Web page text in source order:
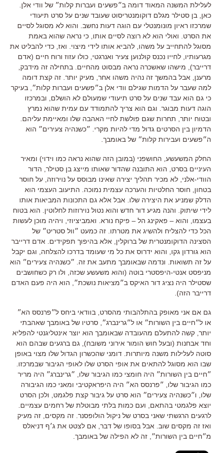
לעלילת המשנה המאוד דומה ב״פשעים ועברות קלות״ של וודי אלן.
כאן, בן סטילר מגלם דוקומנטריסוט שעובד שנים על סרט תיעודי
שמרכזו ראיון מונומנטלי עם הוגה דעות נחשב. והוא לא מסוגל לסיים
את הסרט. ואולי הוא לא רוצה לסיים אותו, כי נראה שהוא באמת
מסוגל להתחייב על משהו, להביא אותו לידי מיצוי. ואז, כדי להבליט את
מגרעותיו, לחייו נכנס קולנוען צעיר ואנרגטי, כולו עזוז ורוח חיים (אדם
דרייבר), מישהו שאשכרה נראה מבסוט מהחיים. בתחילה זה מידבק,
מרענן, אבל בהמשך זה נהיה משהו אחר, מעיק יותר. זה קצת דומה
למה שעבר על הדמות שגילם וודי אלן ב״פשעים ועברות קלות״, בעיקר
כי גם הוא עבד שנים על סרט תיעודי שמעולם לא הושלם, ובמרכזו
הוגה דעות מבוגר. וגם הוא צריך להתמודד עם עמית שהוא נמרץ
ובטוח יותר, תחרות שגם פולשת לחיי האהבה שלו ומאיימת עליהם.
הדמיון בין הסרטים גדול מדי להיות מקרי. ״כשנהיה צעירים״ הוא
ה״פשעים ועבירות קלות״ של באומבך.
החלק המשעשע, החושפני (במובן הזה שהוא נראה כמו וידוי) ומאיר
העיניים בסרט, הוא התובנה שהדור שאותו מייצג בן סטילר, הדור
הוודי-אלני, לא מכיר תהליך יצירה שאינו מבוסס על נוירוזה, על חוסר
בטחון, חוסר החלטיות והערכה עצמית נמוכה. התיעוב העצמי הוא
הדלק שמניע את היצירה שלו. אבל אלא גם התכונות המביאות אותו
לידי שיתוק. והנה מגיע דור חדש והוא נטול נוירוזות לחלוטין. הוא בטוח
בעצמו, והוא – פאקינג הל – פיקח נורא. ואמביציוזי, ויהיה מוכן לעשות
הכל כדי להצליח ולהשיג את מטרתו. זה כמעט ״וול סטריט״ של
הסצינה הדוקומנטרית של ברוקלין, אלא בהיפוך תפקידים. אדם דרייבר
הוא גורדון גקו, והוא ידרוס את כל מי שעומד בדרכו להצלחה, וגם יקבל
על זה תשואות. ונדמה שבאומבך מתעב את זה. ״כשנהיה צעירים״ הוא
מניפסט אנטי-היפסטרי בוטה (והוא משעשע שכזה, ולו רק כשחושבים
שסטילר היה נציג דור האיקס ב״מציאות נושכת״, הוא היה פעם האדם
דרייבר הזה).
גם אם אני מאופק בהתלהבותי מהסרט, בוודאי ביחס ל״פרנסס הא״
או ל״חיים בין השורות״ או ל״גרינברג״, סרטיו של באומבך שאהבתי
יותר, קשה להתעלם מהעובדה שבאומבך הוא יוצר אינטליגנטי להפליא
וחד אבחנות (ובעל חוש הומור אירוני משובח), גם ברגעים שבהם הוא
סוטה לעלילות משנה מיותרות. דומני שהכשרון הגדול שלו מצוי באופן
שבו הוא מסוגל להתאים את אופי הסרט שלו לאופי הגיבור שבמרכזו.
״חיים בין השורות״ היה חומצי כמו הגיבור שלו, ״גרינברג״ היה מריר
כמו הגיבור שלו, ״פרנסס הא״ היה היפראקטיבי ומאני כמו הגיבורה
שלו, ו״כשנהיה צעירים״ הוא סרט על גיבור קצת פלגמט, ולכן הסרט
יוצא פלגמטי בהתאם, ועם כמות בלתי מבוטלת של רחמים עצמיים.
לרגעים הרגשתי שאני בסרט של ניקול הולופסנר. זה מקסים, זה מעיק
ואז זה מקסים שוב. אבל בסופו של דבר, אם לצטט את ג׳ף דניאלס
מ״חיים בין השורות״, זה לא הפילה של באומבך.